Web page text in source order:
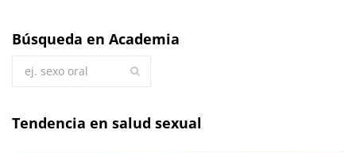
Búsqueda en Academia
Tendencia en salud sexual